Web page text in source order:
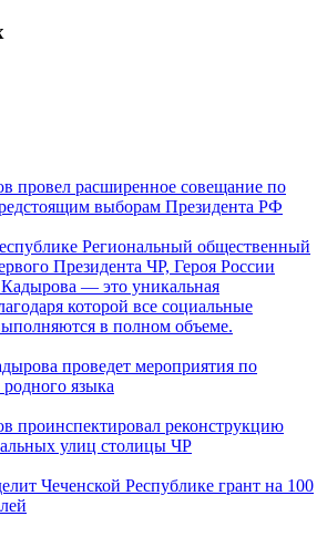
провел расширенное совещание по
выборам Президента РФ
Региональный общественный
Президента ЧР, Героя России
— это уникальная
которой все социальные
в полном объеме.
проведет мероприятия по
языка
проинспектировал реконструкцию
улиц столицы ЧР
Чеченской Республике грант на 100